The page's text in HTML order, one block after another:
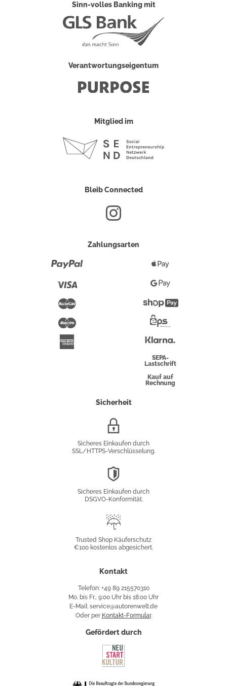
Sinn-volles Banking mit
Verantwortungseigentum
Mitglied im
Bleib Connected
Zahlungsarten
Maestro
Pay
Google
Pay
Überweisung
SEPA-
Lastschrift
Kauf auf
Rechnung
Sicherheit
Sicheres Einkaufen durch
SSL/HTTPS-Verschlüsselung.
Sicheres Einkaufen durch
DSGVO-Konformität.
Käuferschutz
Trusted Shop Käuferschutz
€100 kostenlos abgesichert.
Kontakt
Telefon: +49 89 215570310
Mo. bis Fr., 9:00 Uhr bis 18:00 Uhr
E-Mail: service@autorenwelt.de
Oder per Kontakt-Formular.
Gefördert durch